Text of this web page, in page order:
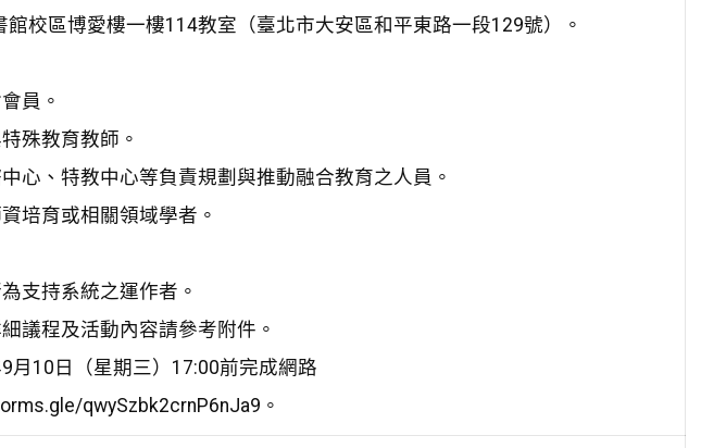
校區博愛樓一樓114教室（臺北市大安區和平東路一段129號）。
員。
殊教育教師。
心、特教中心等負責規劃與推動融合教育之人員。
培育或相關領域學者。
支持系統之運作者。
議程及活動內容請參考附件。
月10日（星期三）17:00前完成網路
qwySzbk2crnP6nJa9。